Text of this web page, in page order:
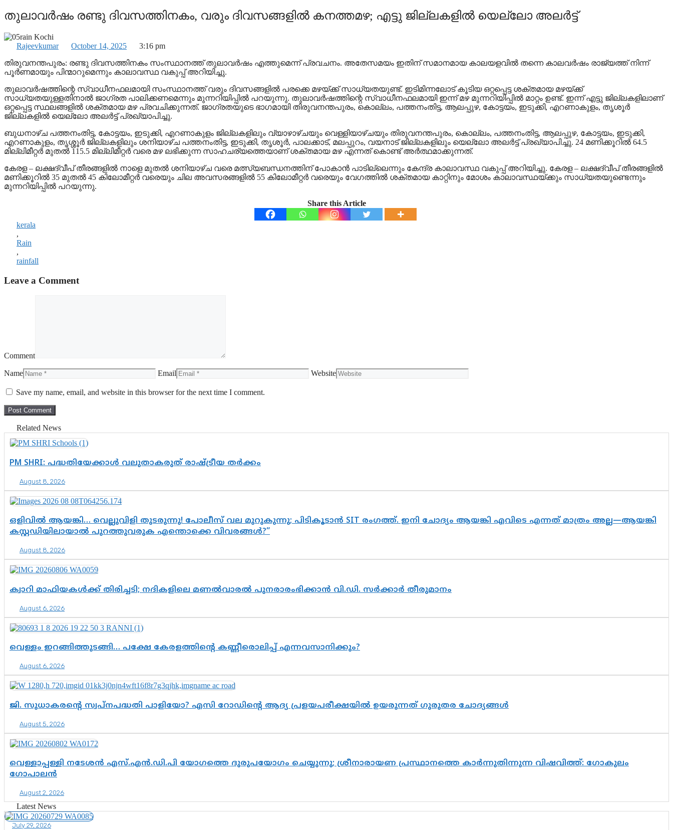
തുലാവര്‍ഷം രണ്ടു ദിവസത്തിനകം, വരും ദിവസങ്ങളില്‍ കനത്തമഴ; എട്ടു ജില്ലകളില്‍ യെല്ലോ അലര്‍ട്ട്
Rajeevkumar October 14, 2025
3:16 pm
തിരുവനന്തപുരം: രണ്ടു ദിവസത്തിനകം സംസ്ഥാനത്ത് തുലാവര്‍ഷം എത്തുമെന്ന് പ്രവചനം. അതേസമയം ഇതിന് സമാനമായ കാലയളവില്‍ തന്നെ കാലവര്‍ഷം രാജ്യത്ത് നിന്ന്
പൂര്‍ണമായും പിന്മാറുമെന്നും കാലാവസ്ഥ വകുപ്പ് അറിയിച്ചു.
തുലാവര്‍ഷത്തിന്റെ സ്വാധീനഫലമായി സംസ്ഥാനത്ത് വരും ദിവസങ്ങളില്‍ പരക്കെ മഴയ്ക്ക് സാധ്യതയുണ്ട്. ഇടിമിന്നലോട് കൂടിയ ഒറ്റപ്പെട്ട ശക്തമായ മഴയ്ക്ക്
സാധ്യതയുള്ളതിനാല്‍ ജാഗ്രത പാലിക്കണമെന്നും മുന്നറിയിപ്പില്‍ പറയുന്നു. തുലാവര്‍ഷത്തിന്റെ സ്വാധീനഫലമായി ഇന്ന് മഴ മുന്നറിയിപ്പില്‍ മാറ്റം ഉണ്ട്. ഇന്ന് എട്ടു ജില്ലകളിലാണ്
ഒറ്റപ്പെട്ട സ്ഥലങ്ങളില്‍ ശക്തമായ മഴ പ്രവചിക്കുന്നത്. ജാഗ്രതയുടെ ഭാഗമായി തിരുവനന്തപുരം, കൊല്ലം, പത്തനംതിട്ട, ആലപ്പുഴ, കോട്ടയം, ഇടുക്കി, എറണാകുളം, തൃശൂര്‍
ജില്ലകളില്‍ യെല്ലോ അലര്‍ട്ട് പ്രഖ്യാപിച്ചു.
ബുധനാഴ്ച പത്തനംതിട്ട, കോട്ടയം, ഇടുക്കി, എറണാകുളം ജില്ലകളിലും വ്യാഴാഴ്ചയും വെള്ളിയാഴ്ചയും തിരുവനന്തപുരം, കൊല്ലം, പത്തനംതിട്ട, ആലപ്പുഴ, കോട്ടയം, ഇടുക്കി,
എറണാകുളം, തൃശ്ശൂര്‍ ജില്ലകളിലും ശനിയാഴ്ച പത്തനംതിട്ട, ഇടുക്കി, തൃശൂര്‍, പാലക്കാട്, മലപ്പുറം, വയനാട് ജില്ലകളിലും യെല്ലോ അലര്‍ട്ട് പ്രഖ്യാപിച്ചു. 24 മണിക്കൂറില്‍ 64.5
മില്ലിമീറ്റര്‍ മുതല്‍ 115.5 മില്ലിമീറ്റര്‍ വരെ മഴ ലഭിക്കുന്ന സാഹചര്യത്തെയാണ് ശക്തമായ മഴ എന്നത് കൊണ്ട് അര്‍ത്ഥമാക്കുന്നത്.
കേരള – ലക്ഷദ്വീപ് തീരങ്ങളില്‍ നാളെ മുതല്‍ ശനിയാഴ്ച വരെ മത്സ്യബന്ധനത്തിന് പോകാന്‍ പാടില്ലെന്നും കേന്ദ്ര കാലാവസ്ഥ വകുപ്പ് അറിയിച്ചു. കേരള – ലക്ഷദ്വീപ് തീരങ്ങളില്‍
മണിക്കൂറില്‍ 35 മുതല്‍ 45 കിലോമീറ്റര്‍ വരെയും ചില അവസരങ്ങളില്‍ 55 കിലോമീറ്റര്‍ വരെയും വേഗത്തില്‍ ശക്തമായ കാറ്റിനും മോശം കാലാവസ്ഥയ്ക്കും സാധ്യതയുണ്ടെന്നും
മുന്നറിയിപ്പില്‍ പറയുന്നു.
Share this Article
kerala
,
Rain
,
rainfall
Leave a Comment
Comment
Name Email Website
Save my name, email, and website in this browser for the next time I comment.
Related News
PM SHRI: പദ്ധതിയേക്കാൾ വലുതാകരുത് രാഷ്ട്രീയ തർക്കം
August 8, 2026
ഒളിവിൽ ആയങ്കി… വെല്ലുവിളി തുടരുന്നു! പോലീസ് വല മുറുകുന്നു; പിടികൂടാൻ SIT രംഗത്ത്. ഇനി ചോദ്യം ആയങ്കി എവിടെ എന്നത് മാത്രം അല്ല—ആയങ്കി
കസ്റ്റഡിയിലായാൽ പുറത്തുവരുക എന്തൊക്കെ വിവരങ്ങൾ?”
August 8, 2026
ക്വാറി മാഫിയകൾക്ക് തിരിച്ചടി; നദികളിലെ മണൽവാരൽ പുനരാരംഭിക്കാൻ വി.ഡി. സർക്കാർ തീരുമാനം
August 6, 2026
വെള്ളം ഇറങ്ങിത്തുടങ്ങി… പക്ഷേ കേരളത്തിന്റെ കണ്ണീരൊലിപ്പ് എന്നവസാനിക്കും?
August 6, 2026
ജി. സുധാകരന്റെ സ്വപ്നപദ്ധതി പാളിയോ? എസി റോഡിന്റെ ആദ്യ പ്രളയപരീക്ഷയിൽ ഉയരുന്നത് ഗുരുതര ചോദ്യങ്ങൾ
August 5, 2026
വെള്ളാപ്പള്ളി നടേശൻ എസ്.എൻ.ഡി.പി യോഗത്തെ ദുരുപയോഗം ചെയ്യുന്നു; ശ്രീനാരായണ പ്രസ്ഥാനത്തെ കാർന്നുതിന്നുന്ന വിഷവിത്ത്: ഗോകുലം
ഗോപാലൻ
August 2, 2026
Latest News
July 29, 2026